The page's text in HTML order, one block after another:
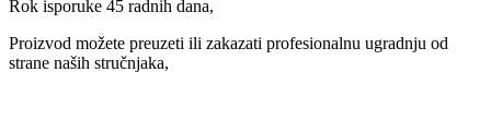
Rok isporuke 45 radnih dana,
Proizvod možete preuzeti ili zakazati profesionalnu ugradnju od
strane naših stručnjaka,